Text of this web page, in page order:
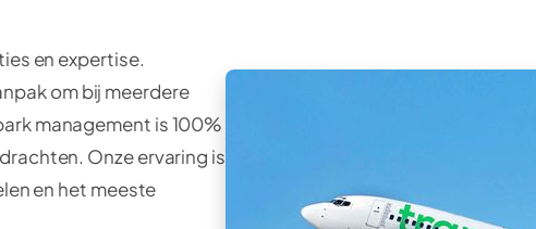
en expertise.
om bij meerdere
management is 100%
Onze ervaring is
en het meeste